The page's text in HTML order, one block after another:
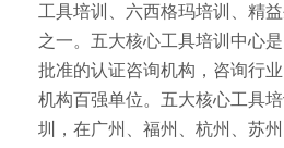
工具培训、六西格玛培训、精
之一。五大核心工具培训中心
批准的认证咨询机构，咨询行
机构百强单位。五大核心工具
圳，在广州、福州、杭州、苏